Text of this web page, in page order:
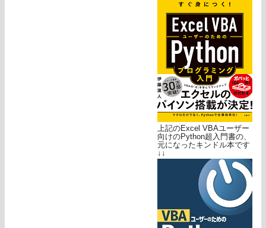
上記のExcel VBAユーザー
向けのPython超入門書の、
元になったキンドル本です
↓↓